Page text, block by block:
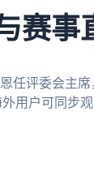
赛事
任评委会主
用户可同步观